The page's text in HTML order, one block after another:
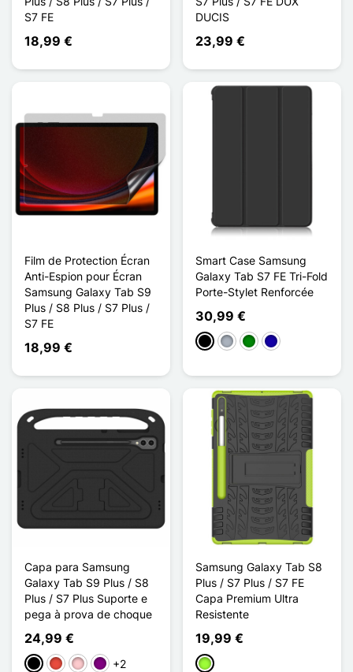
S7 FE
18,99 €
DUCIS
23,99 €
Film de Protection Écran
Anti-Espion pour Écran
Samsung Galaxy Tab S9
Plus / S8 Plus / S7 Plus /
S7 FE
18,99 €
Smart Case Samsung
Galaxy Tab S7 FE Tri-Fold
Porte-Stylet Renforcée
30,99 €
PretoCinzento
VerdeAzul Escuro
Capa para Samsung
Galaxy Tab S9 Plus / S8
Plus / S7 Plus Suporte e
pega à prova de choque
24,99 €
PretoVermelho
RosaPúrpura
+2
Samsung Galaxy Tab S8
Plus / S7 Plus / S7 FE
Capa Premium Ultra
Resistente
19,99 €
Verde maçã